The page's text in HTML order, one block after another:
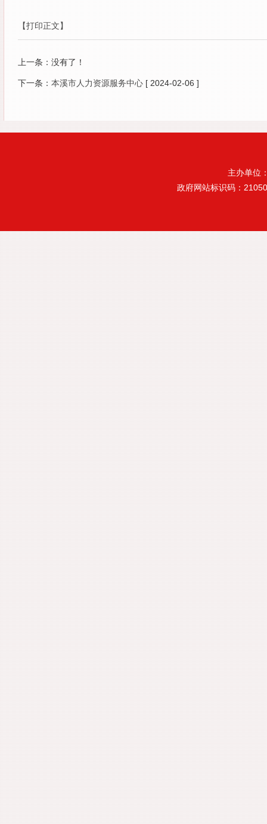
【打印正文】
上一条：没有了！
下一条： 本溪市人力资源服务中心 [ 2024-02-06 ]
主办单位
政府网站标识码：